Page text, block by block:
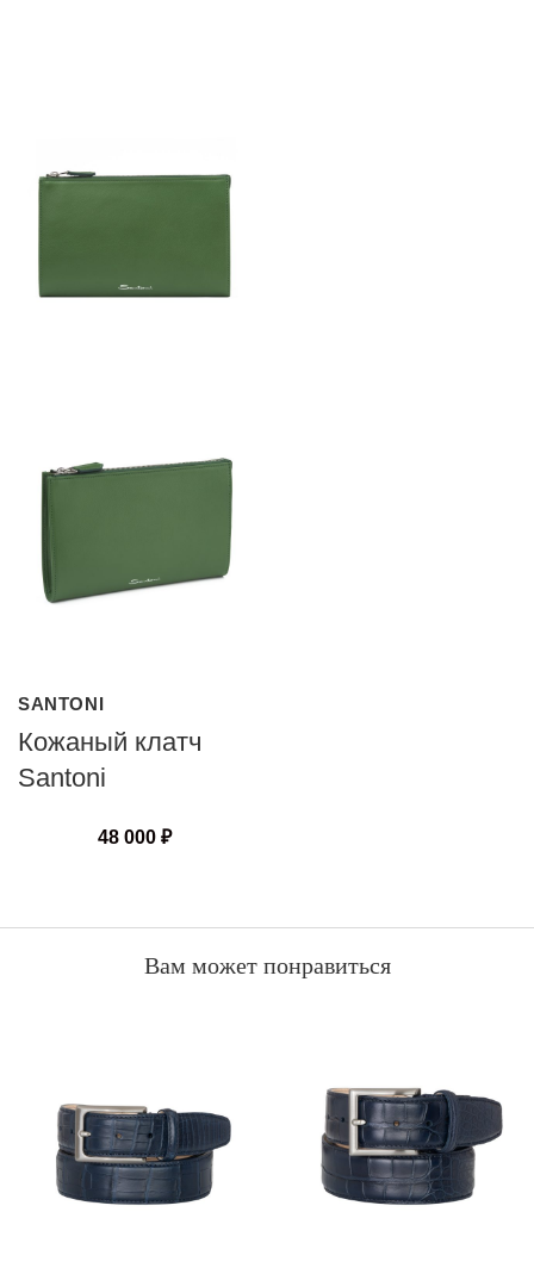
SANTONI
Кожаный клатч
Santoni
48 000 ₽
Вам может понравиться